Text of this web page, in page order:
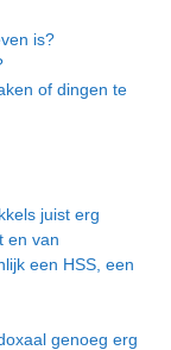
is?
of dingen te
juist erg
en van
een HSS, een
genoeg erg